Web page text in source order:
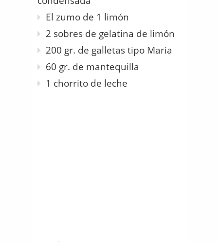
El zumo de 1 limón
2 sobres de gelatina de limón
200 gr. de galletas tipo Maria
60 gr. de mantequilla
1 chorrito de leche